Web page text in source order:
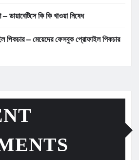
ডায়াবেটিসে কি কি খাওয়া নিষেধ
পিকচার – মেয়েদের ফেসবুক প্রোফাইল পিকচার